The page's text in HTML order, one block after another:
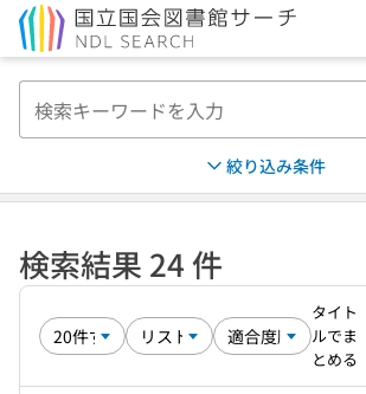
絞り込み条件
検索結果 24 件
タイト
ルでま
とめる